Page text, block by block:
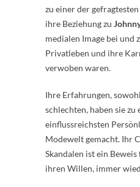
zu einer der
ihre Beziehung zu
medialen Image bei und
Privatleben und ihre
verwoben waren.
Ihre Erfahrungen,
schlechten, haben sie zu
einflussreichsten
Modewelt gemacht. Ihr
Skandalen ist ein
ihren Willen, immer